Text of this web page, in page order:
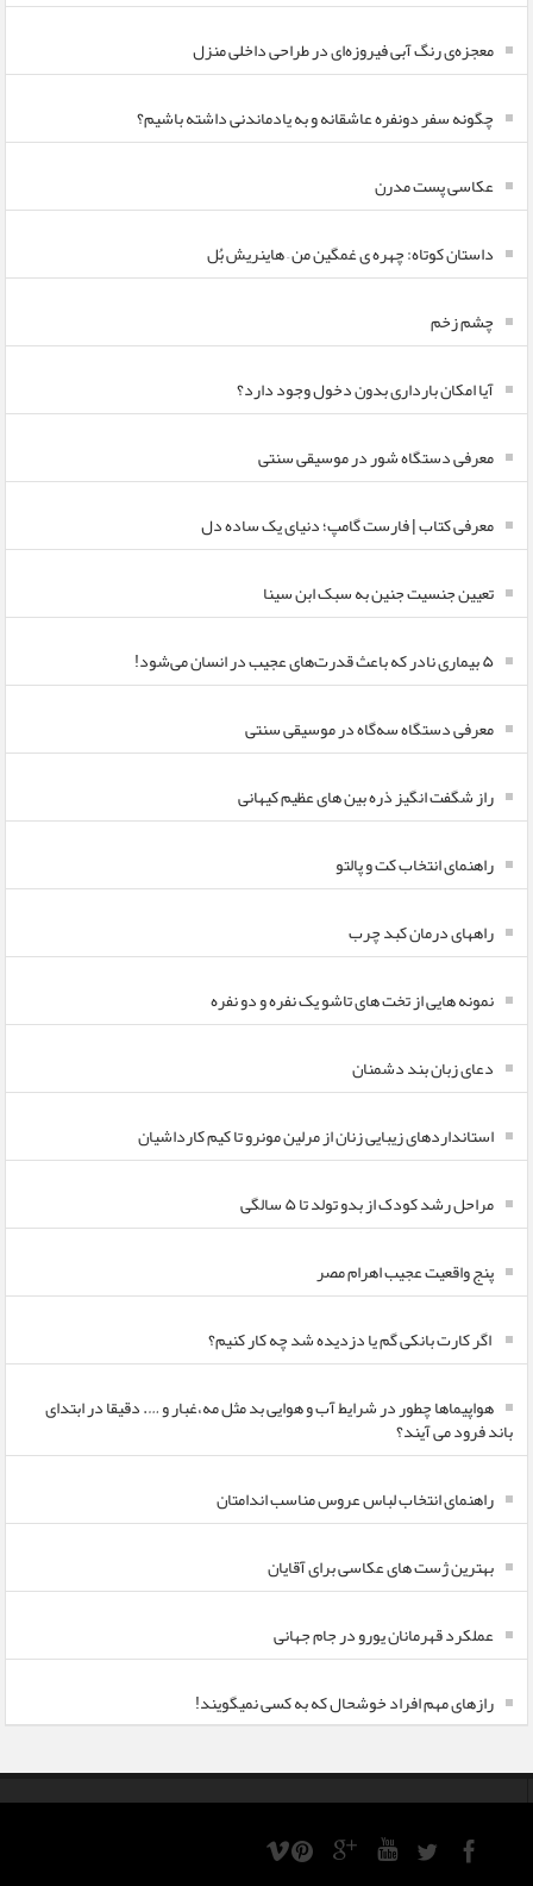
معجزه‌ی رنگ آبی فیروزه‌ای در طراحی داخلی منزل
چگونه سفر دونفره عاشقانه و به یادماندنی داشته باشیم؟
عکاسی پست مدرن
داستان کوتاه: چهره ی غمگین من – هاینریش بُل
چشم زخم
آیا امکان بارداری بدون دخول وجود دارد؟
معرفی دستگاه شور در موسیقی سنتی
معرفی کتاب | فارست گامپ؛ دنیای یک ساده دل
تعیین جنسیت جنین به سبک ابن سینا
۵ بیماری نادر که باعث قدرت‌های عجیب در انسان می‌شود!
معرفی دستگاه سه‌گاه در موسیقی سنتی
راز شگفت انگیز ذره بین های عظیم کیهانی
راهنمای انتخاب کت و پالتو
راههای درمان کبد چرب
نمونه هایی از تخت های تاشو یک نفره و دو نفره
دعای زبان بند دشمنان
استانداردهای زیبایی زنان از مرلین مونرو تا کیم کارداشیان
مراحل رشد کودک از بدو تولد تا ۵ سالگی
پنج واقعیت عجیب اهرام مصر
اگر کارت بانکی گم یا دزدیده شد چه کار کنیم؟
هواپیماها چطور در شرایط آب و هوایی بد مثل مه،غبار و …. دقیقا در ابتدای
باند فرود می آیند؟
راهنمای انتخاب لباس عروس مناسب اندامتان
بهترین ژست های عکاسی برای آقایان
عملکرد قهرمانان یورو در جام جهانی
رازهای مهم افراد خوشحال که به کسی نمیگویند!